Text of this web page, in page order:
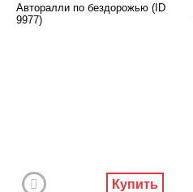
Авторалли по бездорожью (ID
9977)
Купить